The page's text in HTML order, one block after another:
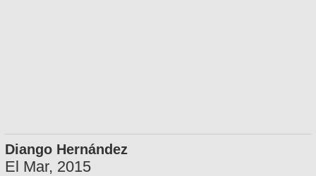
Diango Hernández
El Mar, 2015